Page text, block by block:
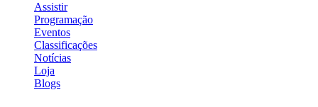
Assistir
Programação
Eventos
Classificações
Notícias
Loja
Blogs